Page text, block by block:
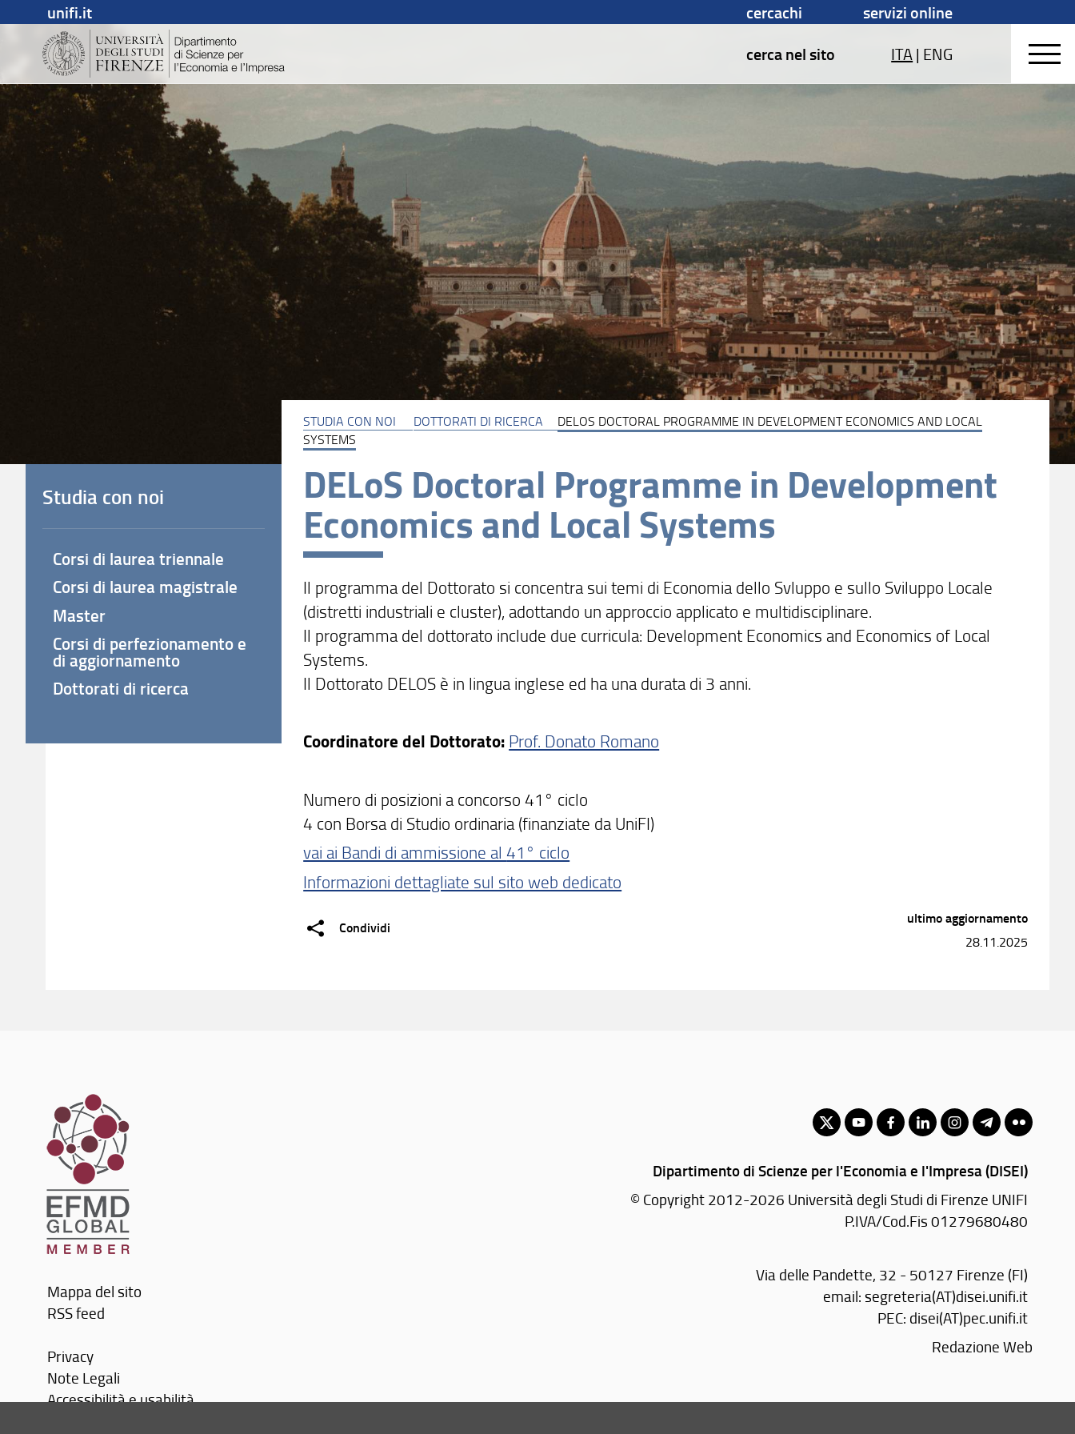
unifi.it cercachi
servizi online
cerca nel sito
ITA| ENG
STUDIA CON NOI DOTTORATI DI RICERCA
DELOS DOCTORAL PROGRAMME IN DEVELOPMENT ECONOMICS AND LOCAL
SYSTEMS
DELoS Doctoral Programme in Development
Economics and Local Systems
Il programma del Dottorato si concentra sui temi di Economia dello Svluppo e sullo Sviluppo Locale
(distretti industriali e cluster), adottando un approccio applicato e multidisciplinare.
Il programma del dottorato include due curricula: Development Economics and Economics of Local
Systems.
Il Dottorato DELOS è in lingua inglese ed ha una durata di 3 anni.
Coordinatore del Dottorato: Prof. Donato Romano
Numero di posizioni a concorso 41° ciclo
4 con Borsa di Studio ordinaria (finanziate da UniFI)
vai ai Bandi di ammissione al41° ciclo
Informazioni dettagliate sul sito web dedicato
Condividi
Studia con noi
Corsi di laurea triennale
Corsi di laurea magistrale
Master
Corsi di perfezionamento e
di aggiornamento
Dottorati di ricerca
ultimo aggiornamento
28.11.2025
Mappa del sito
RSS feed
Privacy
Note Legali
Accessibilità e usabilità
Dipartimento di Scienze per l'Economia e l'Impresa (DISEI)
© Copyright 2012-2026 Università degli Studi di Firenze UNIFI
P.IVA/Cod.Fis 01279680480
Via delle Pandette, 32 - 50127 Firenze (FI)
email:segreteria(AT)disei.unifi.it
PEC: disei(AT)pec.unifi.it
Redazione Web